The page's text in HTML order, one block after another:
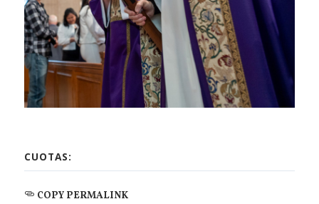
CUOTAS:
COPY PERMALINK